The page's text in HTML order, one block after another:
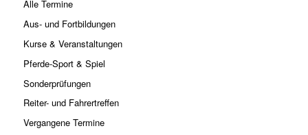
Alle Termine
Aus- und Fortbildungen
Kurse & Veranstaltungen
Pferde-Sport & Spiel
Sonderprüfungen
Reiter- und Fahrertreffen
Vergangene Termine